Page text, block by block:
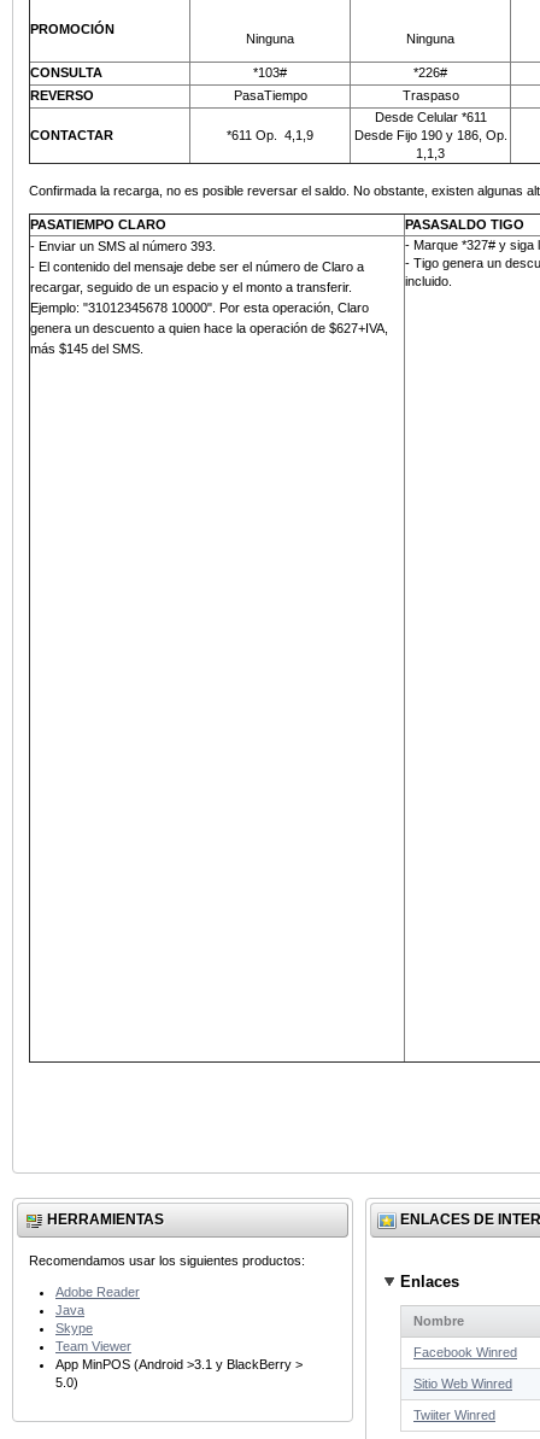
PROMOCIÓN
Ninguna Ninguna
CONSULTA *103#
*226#
REVERSO
PasaTiempo Traspaso
CONTACTAR *611 Op. 4,1,9
Desde Celular *611
Desde Fijo 190 y 186, Op.
1,1,3
Confirmada la recarga, no es posible reversar el saldo. No obstante, existen algunas
PASATIEMPO CLARO
PASASALDO TIGO
- Enviar un SMS al número 393
- El contenido del mensaje debe ser el número de Claro a
recargar, seguido de un espacio y el monto a transferir.
Ejemplo: "31012345678 10000". Por esta operación, Claro
genera un descuento a quien hace la operación de $627+IVA,
más $145 del SMS
- Marque *327# y siga
- Tigo genera un
incluido.
HERRAMIENTAS
Recomendamos usar los siguientes productos:
Adobe Reader
Java
Skype
Team Viewer
App MinPOS (Android >3.1 y BlackBerry >
5.0)
ENLACES DE
Enlaces
Nombre
Facebook Winred
Sitio Web Winred
Twiiter Winred